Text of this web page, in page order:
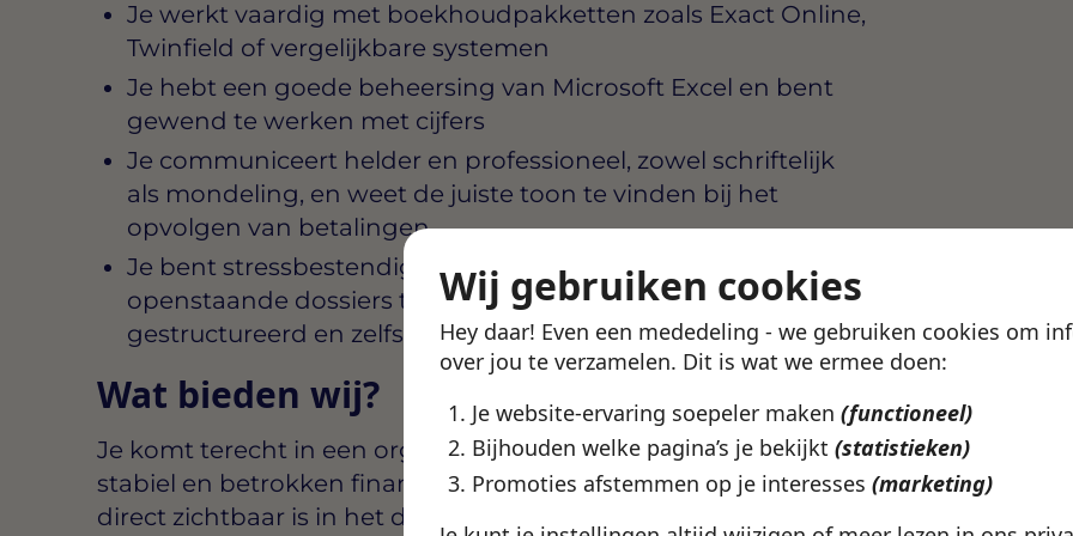
Wij gebruiken cookies
Hey daar! Even een mededeling - we gebruiken cookies om
over jou te verzamelen. Dit is wat we ermee doen:
Je website-ervaring soepeler maken (functioneel)
Bijhouden welke pagina’s je bekijkt (statistieken)
Promoties afstemmen op je interesses (marketing)
Je werkt vaardig met boekhoudpakketten zoals Exact Online,
Twinfield of vergelijkbare systemen
Je hebt een goede beheersing van Microsoft Excel en bent
gewend te werken met cijfers
Je communiceert helder en professioneel, zowel schriftelijk
als mondeling, en weet de juiste toon te vinden bij het
opvolgen van betalingen
Je bent stressbestendig, behoudt overzicht bij meerdere
openstaande dossiers tegelijkertijd en werkt graag
gestructureerd en zelfstandig
Wat bieden wij?
Je komt terecht in een organisatie die waarde hecht aan een
stabiel en betrokken financieel team, waarbij jouw bijdrage
direct zichtbaar is in het dagelijkse resultaat. Er is ruimte voor